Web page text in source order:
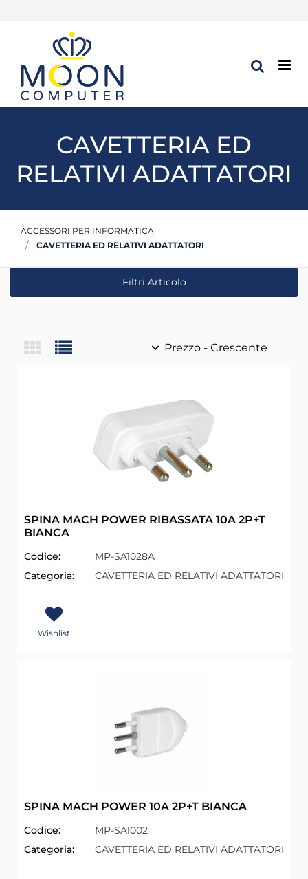
CAVETTERIA ED
RELATIVI ADATTATORI
ACCESSORI PER INFORMATICA
CAVETTERIA ED RELATIVI ADATTATORI
Filtri Articolo
SPINA MACH POWER RIBASSATA 10A 2P+T
BIANCA
Codice:
MP-SA1028A
Categoria:
CAVETTERIA ED RELATIVI ADATTATORI
Wishlist
SPINA MACH POWER 10A 2P+T BIANCA
Codice:
MP-SA1002
Categoria:
CAVETTERIA ED RELATIVI ADATTATORI